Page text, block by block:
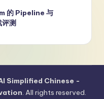
的 Pipeline 与
测
Simplified Chinese -
. All rights reserved.